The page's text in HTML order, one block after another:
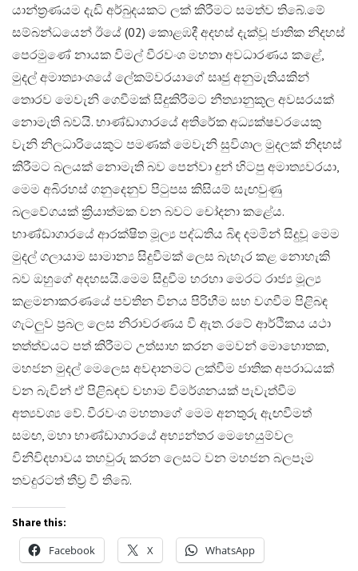
යාන්ත්‍රණයම දැඩි අර්බුදයකට ලක් කිරීමට සමත්ව තිබේ.​මේ
සම්බන්ධයෙන් ඊයේ (02) කොළඹදී අදහස් දැක්වූ ජාතික නිදහස්
පෙරමුණේ නායක විමල් වීරවංශ මහතා අවධාරණය කළේ,
මුදල් අමාත්‍යාංශයේ ලේකම්වරයාගේ සෘජු අනුමැතියකින්
තොරව මෙවැනි ගෙවීමක් සිදුකිරීමට නීත්‍යානුකූල අවසරයක්
නොමැති බවයි. භාණ්ඩාගාරයේ අතිරේක අධ්‍යක්ෂවරයෙකු
වැනි නිලධාරියෙකුට පමණක් මෙවැනි සුවිශාල මුදලක් නිදහස්
කිරීමට බලයක් නොමැති බව පෙන්වා දුන් හිටපු අමාත්‍යවරයා,
මෙම අබිරහස් ගනුදෙනුව පිටුපස කිසියම් සැඟවුණු
බලවේගයක් ක්‍රියාත්මක වන බවට චෝදනා කළේය.
භාණ්ඩාගාරයේ ආරක්ෂිත මූල්‍ය පද්ධතිය බිඳ දමමින් සිදුවූ මෙම
මුදල් ගලායාම සාමාන්‍ය සිදුවීමක් ලෙස බැහැර කළ නොහැකි
බව ඔහුගේ අදහසයි.​මෙම සිදුවීම හරහා මෙරට රාජ්‍ය මූල්‍ය
කළමනාකරණයේ පවතින විනය පිරිහීම සහ වගවීම පිළිබඳ
ගැටලුව ප්‍රබල ලෙස නිරාවරණය වී ඇත. රටේ ආර්ථිකය යථා
තත්ත්වයට පත් කිරීමට උත්සාහ කරන මෙවන් මොහොතක,
මහජන මුදල් මෙලෙස අවදානමට ලක්වීම ජාතික අපරාධයක්
වන බැවින් ඒ පිළිබඳව වහාම විමර්ශනයක් පැවැත්වීම
අත්‍යවශ්‍ය වේ. වීරවංශ මහතාගේ මෙම අනතුරු ඇඟවීමත්
සමඟ, මහා භාණ්ඩාගාරයේ අභ්‍යන්තර මෙහෙයුම්වල
විනිවිදභාවය තහවුරු කරන ලෙසට වන මහජන බලපෑම
තවදුරටත් තීව්‍ර වී තිබේ.
Share this:
Facebook X WhatsApp